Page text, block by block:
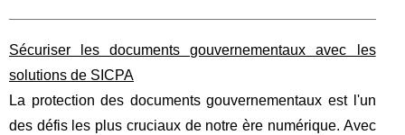
Sécuriser les documents gouvernementaux avec les
solutions de SICPA
La protection des documents gouvernementaux est l'un
des défis les plus cruciaux de notre ère numérique. Avec